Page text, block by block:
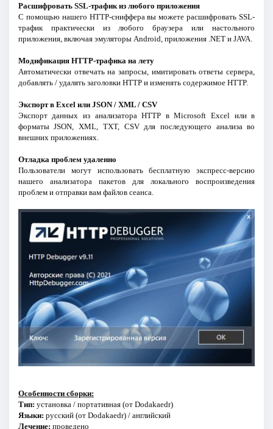
Расшифровать SSL-трафик из любого приложения
С помощью нашего HTTP-сниффера вы можете расшифровать SSL-
трафик практически из любого браузера или настольного
приложения, включая эмуляторы Android, приложения .NET и JAVA.
Модификация HTTP-трафика на лету
Автоматически отвечать на запросы, имитировать ответы сервера,
добавлять / удалять заголовки HTTP и изменять содержимое HTTP.
Экспорт в Excel или JSON / XML / CSV
Экспорт данных из анализатора HTTP в Microsoft Excel или в
форматы JSON, XML, TXT, CSV для последующего анализа во
внешних приложениях.
Отладка проблем удаленно
Пользователи могут использовать бесплатную экспресс-версию
нашего анализатора пакетов для локального воспроизведения
проблем и отправки вам файлов сеанса.
Особенности сборки:
Тип: установка / портативная (от Dodakaedr)
Языки: русский (от Dodakaedr) / английский
Лечение: проведено